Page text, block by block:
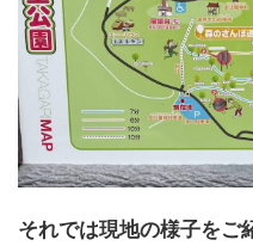
それでは現地の様子をご